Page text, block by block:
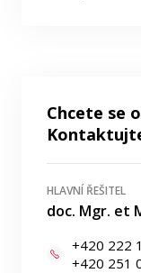
Chcete se
HLAVNÍ ŘEŠITEL
doc. Mgr. et
+420 222
+420 251